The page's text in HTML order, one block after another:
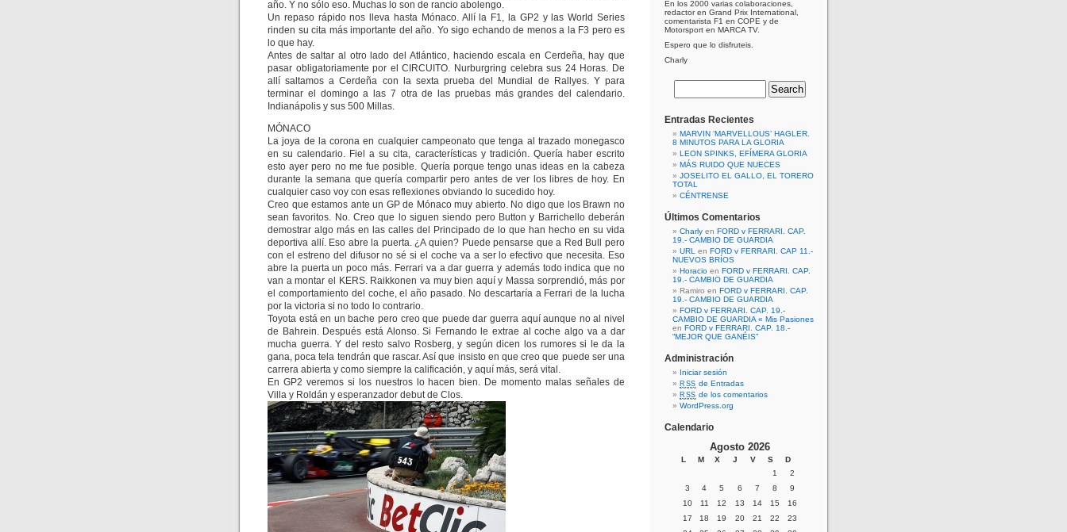
año. Y no sólo eso. Muchas lo son de rancio abolengo.
Un repaso rápido nos lleva hasta Mónaco. Allí la F1, la GP2 y las World Series
rinden su cita más importante del año. Yo sigo echando de menos a la F3 pero es
lo que hay.
Antes de saltar al otro lado del Atlántico, haciendo escala en Cerdeña, hay que
pasar obligatoriamente por el CIRCUITO. Nurburgring celebra sus 24 Horas. De
allí saltamos a Cerdeña con la sexta prueba del Mundial de Rallyes. Y para
terminar el domingo a las 7 otra de las pruebas más grandes del calendario.
Indianápolis y sus 500 Millas.
MÓNACO
La joya de la corona en cualquier campeonato que tenga al trazado monegasco
en su calendario. Fiel a su cita, características y tradición. Quería haber escrito
esto ayer pero no me fue posible. Quería porque tengo unas ideas en la cabeza
durante la semana que quería compartir pero antes de ver los libres de hoy. En
cualquier caso voy con esas reflexiones obviando lo sucedido hoy.
Creo que estamos ante un GP de Mónaco muy abierto. No digo que los Brawn no
sean favoritos. No. Creo que lo siguen siendo pero Button y Barrichello deberán
demostrar algo más en las calles del Principado de lo que han hecho en su vida
deportiva allí. Eso abre la puerta. ¿A quien? Puede pensarse que a Red Bull pero
con el estreno del difusor no sé si el coche va a ser lo efectivo que necesita. Eso
abre la puerta un poco más. Ferrari va a dar guerra y además todo indica que no
van a montar el KERS. Raikkonen va muy bien aquí y Massa sorprendió, más por
el comportamiento del coche, el año pasado. No descartaría a Ferrari de la lucha
por la victoria si no todo lo contrario.
Toyota está en un bache pero creo que puede dar guerra aquí aunque no al nivel
de Bahrein. Después está Alonso. Si Fernando le extrae al coche algo va a dar
mucha guerra. Y del resto salvo Rosberg, y según dicen los rumores si le da la
gana, poca tela tendrán que rascar. Así que insisto en que creo que puede ser una
carrera abierta y como siempre la calificación, y aquí más, será vital.
En GP2 veremos si los nuestros lo hacen bien. De momento malas señales de
Villa y Roldán y esperanzador debut de Clos.
En los 2000 varias colaboraciones,
redactor en Grand Prix International,
comentarista F1 en COPE y de
Motorsport en MARCA TV.
Espero que lo disfruteis.
Charly
Entradas Recientes
MARVIN ‘MARVELLOUS’ HAGLER.
8 MINUTOS PARA LA GLORIA
LEON SPINKS, EFÍMERA GLORIA
MÁS RUIDO QUE NUECES
JOSELITO EL GALLO, EL TORERO
TOTAL
CÉNTRENSE
Últimos Comentarios
Charly en FORD v FERRARI. CAP.
19.- CAMBIO DE GUARDIA
URL
en FORD v FERRARI. CAP 11.-
NUEVOS BRÍOS
Horacio en FORD v FERRARI. CAP.
19.- CAMBIO DE GUARDIA
Ramiro en FORD v FERRARI. CAP.
19.- CAMBIO DE GUARDIA
FORD v FERRARI. CAP. 19.-
CAMBIO DE GUARDIA « Mis Pasiones
en FORD v FERRARI. CAP. 18.-
“MEJOR QUE GANÉIS”
Administración
Iniciar sesión
RSS de Entradas
RSS de los comentarios
WordPress.org
Calendario
Agosto 2026
L M X J V S D
1
2
3
4 5 6 7 8
9
10
11 12 13 14 15
16
17
18 19 20 21 22
23